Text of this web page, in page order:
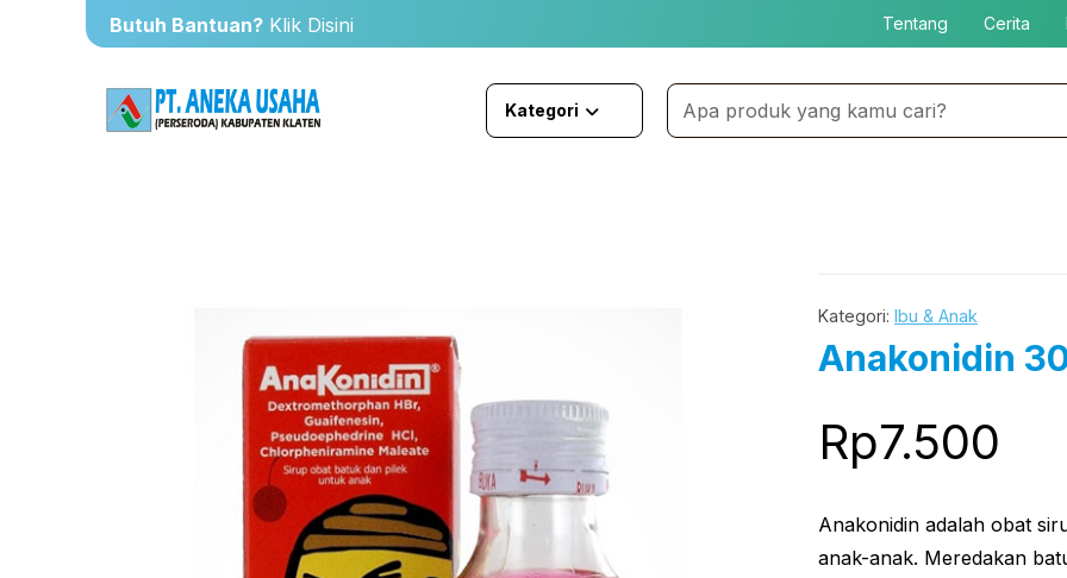
Butuh Bantuan? Klik Disini Tentang Cerita
Kategori
Kategori: Ibu & Anak
Anakonidin
Rp7.500
Anakonidin adalah obat
anak-anak. Meredakan